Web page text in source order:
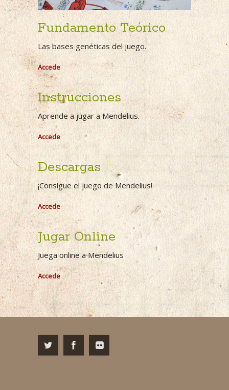
Fundamento Teórico
Las bases genéticas del juego.
Accede
Instrucciones
Aprende a jugar a Mendelius.
Accede
Descargas
¡Consigue el juego de Mendelius!
Accede
Jugar Online
Juega online a Mendelius
Accede